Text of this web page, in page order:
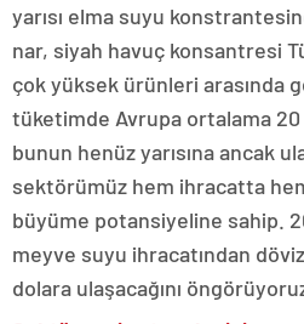
yarısı elma suyu
nar, siyah havuç konsantresi
çok yüksek ürünleri arasında
tüketimde Avrupa ortalama 20
bunun henüz yarısına ancak
sektörümüz hem ihracatta
büyüme potansiyeline sahip.
meyve suyu ihracatından
dolara ulaşacağını